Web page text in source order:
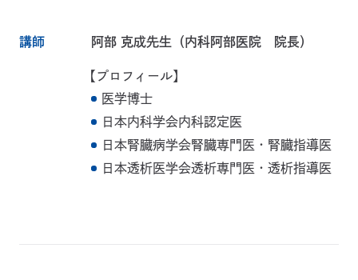
講師 阿部 克成先生（内科阿部医院 院長）
【プロフィール】
医学博士
日本内科学会内科認定医
日本腎臓病学会腎臓専門医・腎臓指導医
日本透析医学会透析専門医・透析指導医